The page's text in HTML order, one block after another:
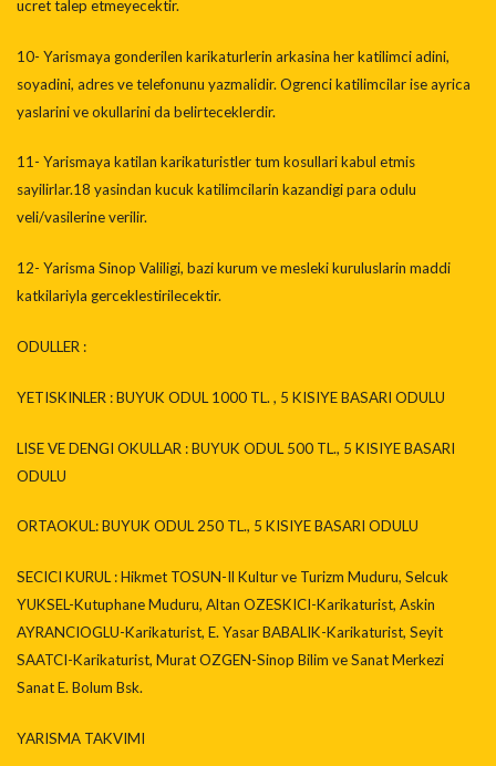
ucret talep etmeyecektir.
10- Yarismaya gonderilen karikaturlerin arkasina her katilimci adini,
soyadini, adres ve telefonunu yazmalidir. Ogrenci katilimcilar ise ayrica
yaslarini ve okullarini da belirteceklerdir.
11- Yarismaya katilan karikaturistler tum kosullari kabul etmis
sayilirlar.18 yasindan kucuk katilimcilarin kazandigi para odulu
veli/vasilerine verilir.
12- Yarisma Sinop Valiligi, bazi kurum ve mesleki kuruluslarin maddi
katkilariyla gerceklestirilecektir.
ODULLER :
YETISKINLER : BUYUK ODUL 1000 TL. , 5 KISIYE BASARI ODULU
LISE VE DENGI OKULLAR : BUYUK ODUL 500 TL., 5 KISIYE BASARI
ODULU
ORTAOKUL: BUYUK ODUL 250 TL., 5 KISIYE BASARI ODULU
SECICI KURUL : Hikmet TOSUN-Il Kultur ve Turizm Muduru, Selcuk
YUKSEL-Kutuphane Muduru, Altan OZESKICI-Karikaturist, Askin
AYRANCIOGLU-Karikaturist, E. Yasar BABALIK-Karikaturist, Seyit
SAATCI-Karikaturist, Murat OZGEN-Sinop Bilim ve Sanat Merkezi
Sanat E. Bolum Bsk.
YARISMA TAKVIMI